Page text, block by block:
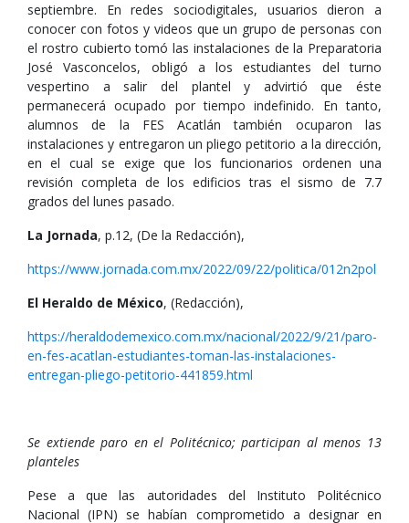
septiembre. En redes sociodigitales, usuarios dieron a
conocer con fotos y videos que un grupo de personas con
el rostro cubierto tomó las instalaciones de la Preparatoria
José Vasconcelos, obligó a los estudiantes del turno
vespertino a salir del plantel y advirtió que éste
permanecerá ocupado por tiempo indefinido. En tanto,
alumnos de la FES Acatlán también ocuparon las
instalaciones y entregaron un pliego petitorio a la dirección,
en el cual se exige que los funcionarios ordenen una
revisión completa de los edificios tras el sismo de 7.7
grados del lunes pasado.
La Jornada, p.12, (De la Redacción),
https://www.jornada.com.mx/2022/09/22/politica/012n2pol
El Heraldo de México, (Redacción),
https://heraldodemexico.com.mx/nacional/2022/9/21/paro-
en-fes-acatlan-estudiantes-toman-las-instalaciones-
entregan-pliego-petitorio-441859.html
Se extiende paro en el Politécnico; participan al menos 13
planteles
Pese a que las autoridades del Instituto Politécnico
Nacional (IPN) se habían comprometido a designar en